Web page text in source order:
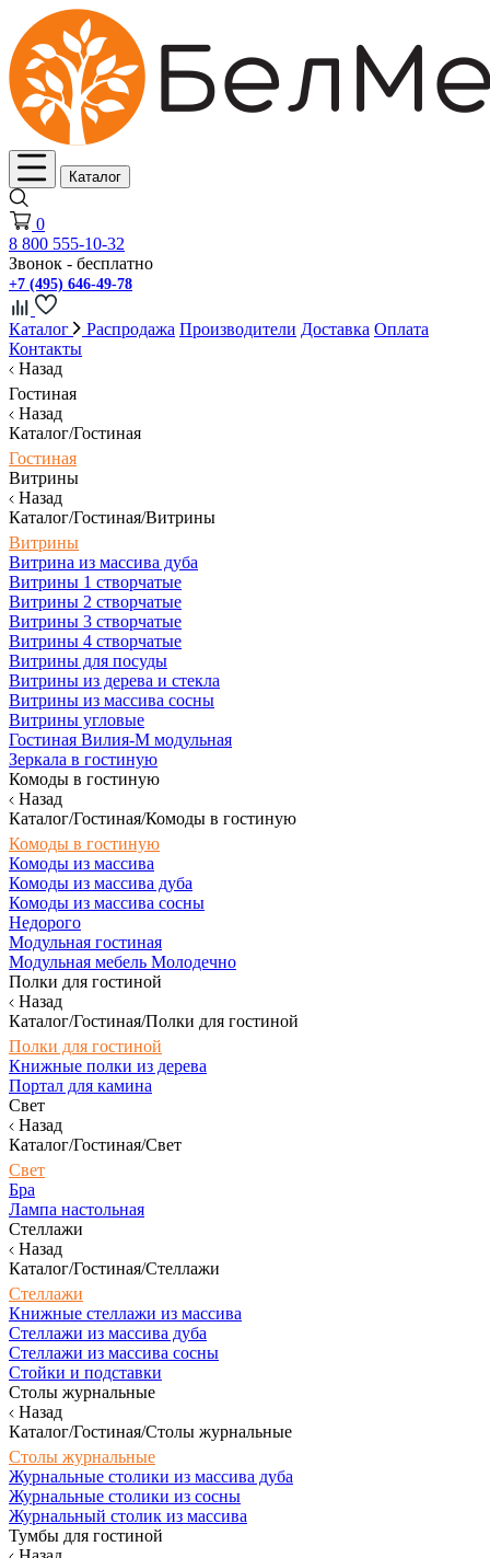
Каталог
0
8 800 555-10-32
Звонок - бесплатно
+7 (495) 646-49-78
Каталог Распродажа Производители Доставка Оплата
Контакты
Назад
Гостиная
Назад
Каталог/Гостиная
Гостиная
Витрины
Назад
Каталог/Гостиная/Витрины
Витрины
Витрина из массива дуба
Витрины 1 створчатые
Витрины 2 створчатые
Витрины 3 створчатые
Витрины 4 створчатые
Витрины для посуды
Витрины из дерева и стекла
Витрины из массива сосны
Витрины угловые
Гостиная Вилия-М модульная
Зеркала в гостиную
Комоды в гостиную
Назад
Каталог/Гостиная/Комоды в гостиную
Комоды в гостиную
Комоды из массива
Комоды из массива дуба
Комоды из массива сосны
Недорого
Модульная гостиная
Модульная мебель Молодечно
Полки для гостиной
Назад
Каталог/Гостиная/Полки для гостиной
Полки для гостиной
Книжные полки из дерева
Портал для камина
Свет
Назад
Каталог/Гостиная/Свет
Свет
Бра
Лампа настольная
Стеллажи
Назад
Каталог/Гостиная/Стеллажи
Стеллажи
Книжные стеллажи из массива
Стеллажи из массива дуба
Стеллажи из массива сосны
Стойки и подставки
Столы журнальные
Назад
Каталог/Гостиная/Столы журнальные
Столы журнальные
Журнальные столики из массива дуба
Журнальные столики из сосны
Журнальный столик из массива
Тумбы для гостиной